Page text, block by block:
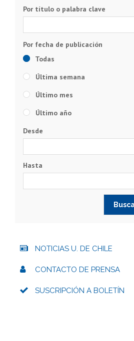
Por título o palabra clave
Todas
Última semana
Último mes
Último año
Desde
Hasta
NOTICIAS U. DE CHILE
CONTACTO DE PRENSA
SUSCRIPCIÓN A BOLETÍN